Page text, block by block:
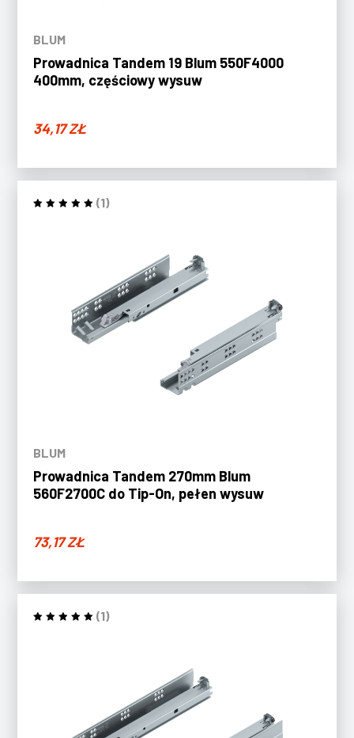
BLUM
Prowadnica Tandem 19 Blum 550F4000
400mm, częściowy wysuw
34,17ZŁ
(1)
BLUM
Prowadnica Tandem 270mm Blum
560F2700C do Tip-On, pełen wysuw
73,17ZŁ
(1)